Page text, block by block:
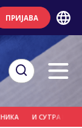
ПРИЈАВА
И СУТРА ВРУЋЕ,